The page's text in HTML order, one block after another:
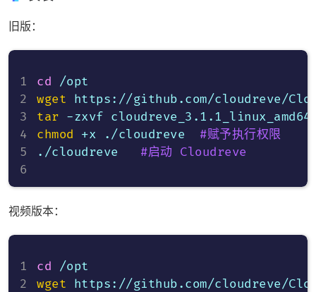
旧版：
cd
wget
tar -zxvf
chmod +x ./cloudreve #赋予执行权限
./cloudreve #启动 Cloudreve
视频版本：
cd
wget